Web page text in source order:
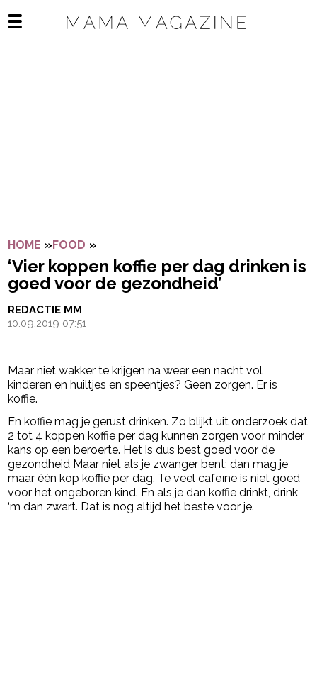
Open het mobiele menu
HOME »FOOD »
‘Vier koppen koffie per dag drinken is
goed voor de gezondheid’
REDACTIE MM
10.09.2019 07:51
Maar niet wakker te krijgen na weer een nacht vol
kinderen en huiltjes en speentjes? Geen zorgen. Er is
koffie.
En koffie mag je gerust drinken. Zo blijkt uit onderzoek dat
2 tot 4 koppen koffie per dag kunnen zorgen voor minder
kans op een beroerte. Het is dus best goed voor de
gezondheid Maar niet als je zwanger bent: dan mag je
maar één kop koffie per dag. Te veel cafeïne is niet goed
voor het ongeboren kind. En als je dan koffie drinkt, drink
‘m dan zwart. Dat is nog altijd het beste voor je.